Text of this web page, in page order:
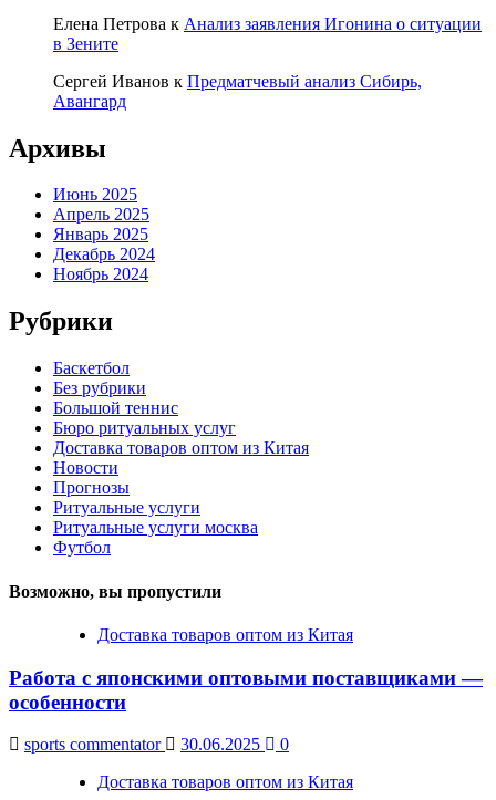
Елена Петрова к Анализ заявления Игонина о ситуации
в Зените
Сергей Иванов к Предматчевый анализ Сибирь,
Авангард
Архивы
Июнь 2025
Апрель 2025
Январь 2025
Декабрь 2024
Ноябрь 2024
Рубрики
Баскетбол
Без рубрики
Большой теннис
Бюро ритуальных услуг
Доставка товаров оптом из Китая
Новости
Прогнозы
Ритуальные услуги
Ритуальные услуги москва
Футбол
Возможно, вы пропустили
Доставка товаров оптом из Китая
Работа с японскими оптовыми поставщиками —
особенности
sports commentator 30.06.2025
0
Доставка товаров оптом из Китая